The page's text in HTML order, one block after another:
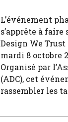
L’événement
s’apprête à
Design We
mardi 8 octobre
Organisé par
(ADC), cet
rassembler les